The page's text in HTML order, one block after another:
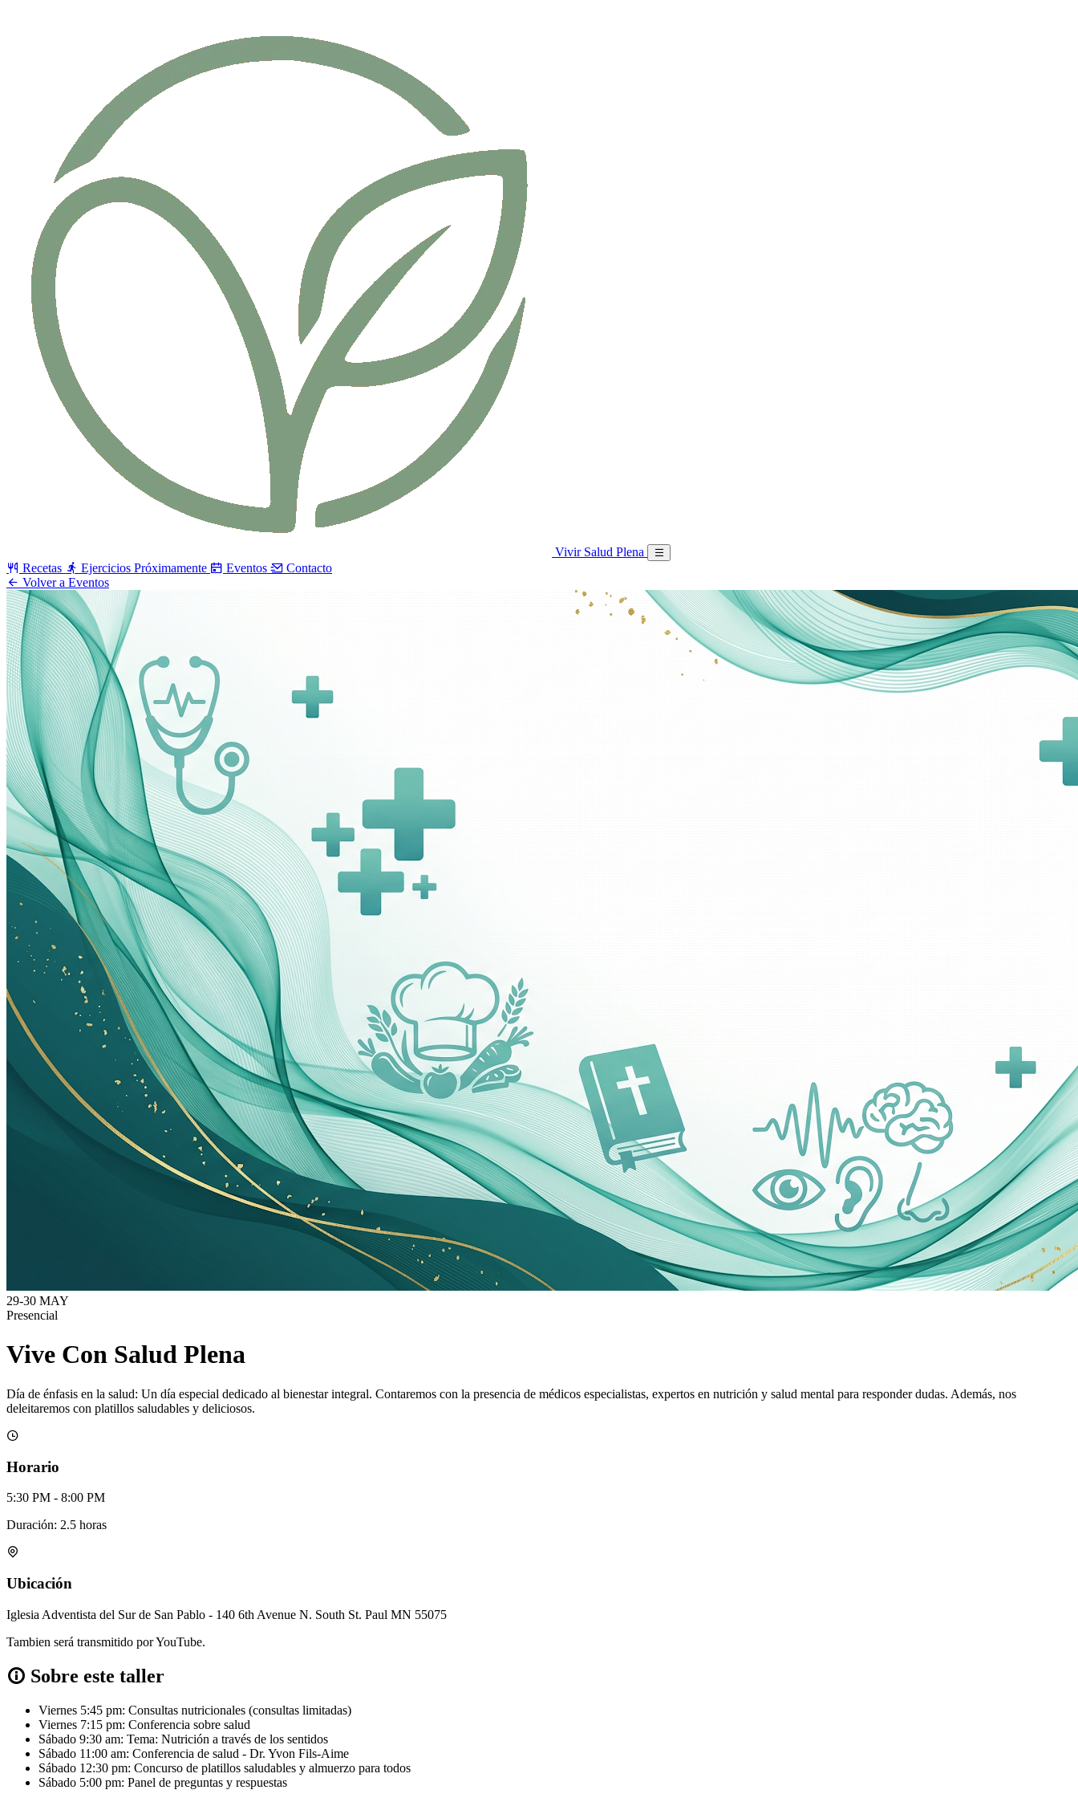
Vivir Salud Plena
Recetas
Ejercicios Próximamente Eventos
Contacto
Volver a Eventos
29-30 MAY
Presencial
Vive Con Salud Plena
Día de énfasis en la salud: Un día especial dedicado al bienestar integral. Contaremos con la presencia de médicos especialistas, expertos en nutrición y salud mental para responder dudas. Además, nos
deleitaremos con platillos saludables y deliciosos.
Horario
5:30 PM - 8:00 PM
Duración: 2.5 horas
Ubicación
Iglesia Adventista del Sur de San Pablo - 140 6th Avenue N. South St. Paul MN 55075
Tambien será transmitido por YouTube.
Sobre este taller
Viernes 5:45 pm: Consultas nutricionales (consultas limitadas)
Viernes 7:15 pm: Conferencia sobre salud
Sábado 9:30 am: Tema: Nutrición a través de los sentidos
Sábado 11:00 am: Conferencia de salud - Dr. Yvon Fils-Aime
Sábado 12:30 pm: Concurso de platillos saludables y almuerzo para todos
Sábado 5:00 pm: Panel de preguntas y respuestas